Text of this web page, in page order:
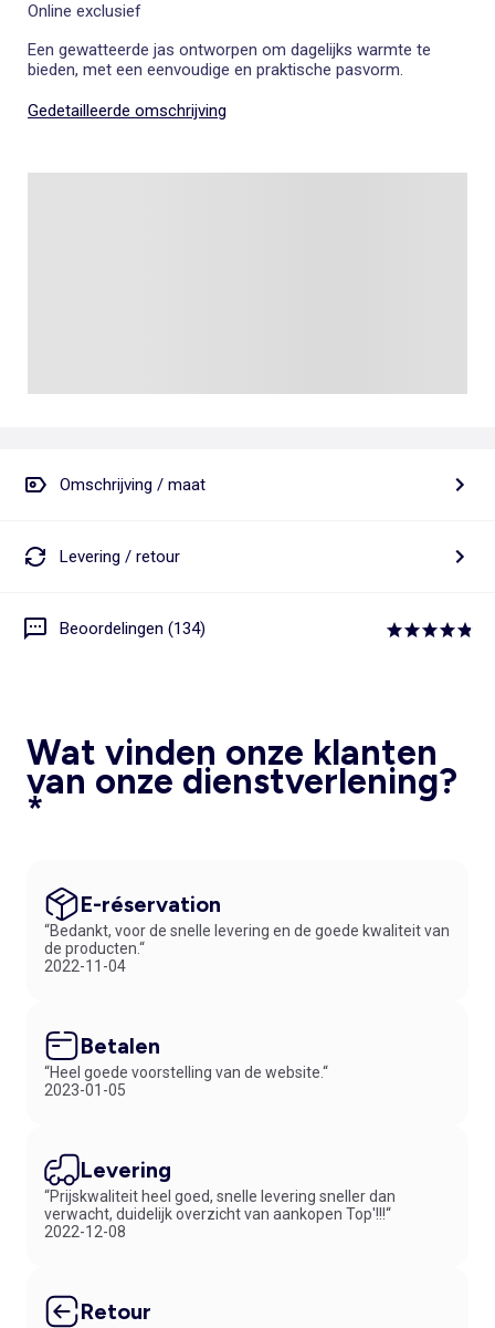
Online exclusief
Een gewatteerde jas ontworpen om dagelijks warmte te
bieden, met een eenvoudige en praktische pasvorm.
Gedetailleerde omschrijving
Omschrijving / maat
Levering / retour
Beoordelingen (134)
Wat vinden onze klanten
van onze dienstverlening?
*
E-réservation
“Bedankt, voor de snelle levering en de goede kwaliteit van
de producten.“
2022-11-04
Betalen
“Heel goede voorstelling van de website.“
2023-01-05
Levering
“Prijskwaliteit heel goed, snelle levering sneller dan
verwacht, duidelijk overzicht van aankopen Top'!!!“
2022-12-08
Retour